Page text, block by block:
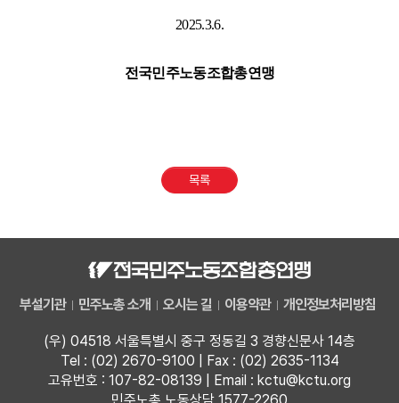
2025.3.6.
전국민주노동조합총연맹
목록
부설기관 민주노총 소개 오시는 길 이용약관 개인정보처리방침
(우) 04518 서울특별시 중구 정동길 3 경향신문사 14층
Tel : (02) 2670-9100 | Fax : (02) 2635-1134
고유번호 : 107-82-08139 | Email : kctu@kctu.org